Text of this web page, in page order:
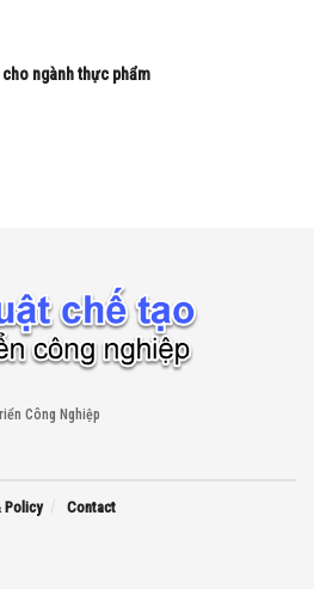
cho ngành thực phẩm
Công Nghiệp
Policy Contact